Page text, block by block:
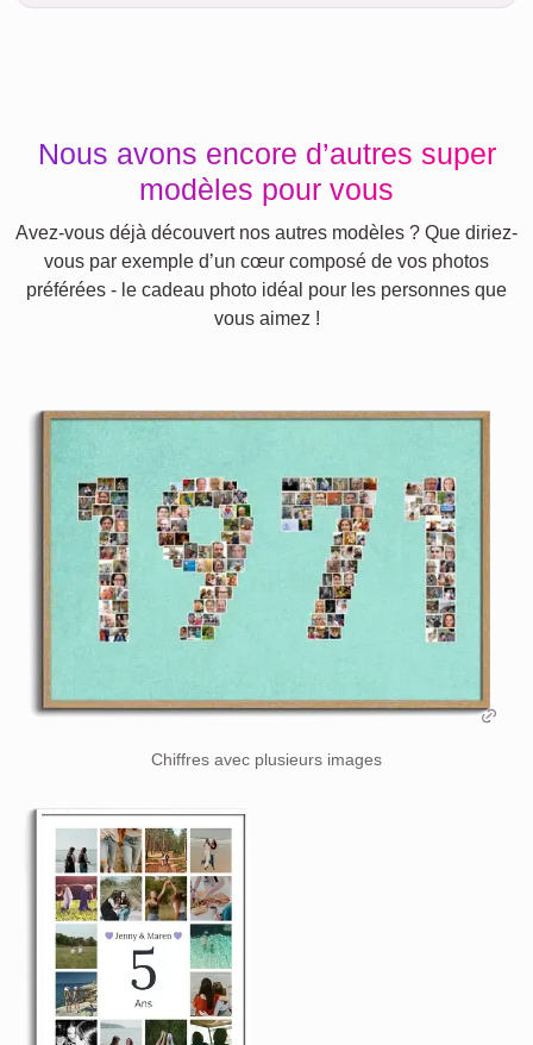
Nous avons encore d’autres super
modèles pour vous
Avez-vous déjà découvert nos autres modèles ? Que diriez-
vous par exemple d’un cœur composé de vos photos
préférées - le cadeau photo idéal pour les personnes que
vous aimez !
Chiffres avec plusieurs images